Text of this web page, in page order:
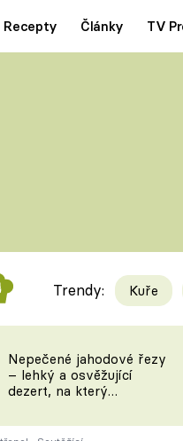
Recepty Články TV
Videorecepty
TEĎ VAŘÍ ŠÉF!
ČESKO NA TALÍŘI
Trendy: Kuře
Nepečené jahodové řezy
– lehký a osvěžující
dezert, na který